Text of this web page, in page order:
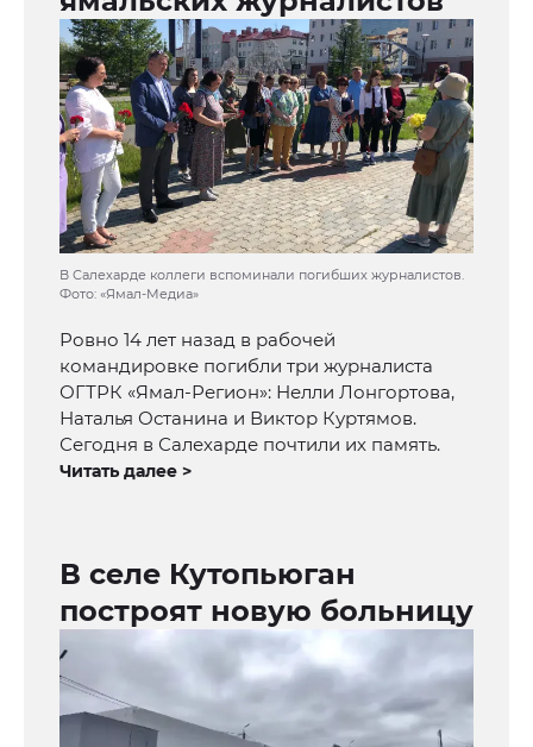
В Салехарде коллеги вспоминали погибших журналистов.
Фото: «Ямал-Медиа»
Ровно 14 лет назад в рабочей
командировке погибли три журналиста
ОГТРК «Ямал-Регион»: Нелли Лонгортова,
Наталья Останина и Виктор Куртямов.
Сегодня в Салехарде почтили их память.
Читать далее >
В селе Кутопьюган
построят новую больницу